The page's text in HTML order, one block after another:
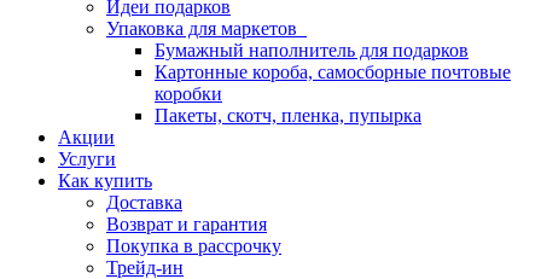
Идеи подарков
Упаковка для маркетов
Бумажный наполнитель для подарков
Картонные короба, самосборные почтовые
коробки
Пакеты, скотч, пленка, пупырка
Акции
Услуги
Как купить
Доставка
Возврат и гарантия
Покупка в рассрочку
Трейд-ин